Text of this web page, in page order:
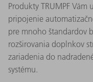
Produkty TRUMPF
pripojenie
pre mnoho štandardov
rozširovania doplnkov
zariadenia do
systému.